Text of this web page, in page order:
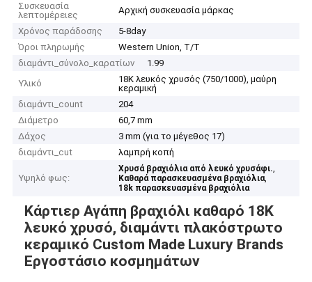
Συσκευασία
λεπτομέρειες
Αρχική συσκευασία μάρκας
Χρόνος παράδοσης
5-8day
Όροι πληρωμής
Western Union, T/T
διαμάντι_σύνολο_καρατίων
1.99
Υλικό
18K λευκός χρυσός (750/1000), μαύρη
κεραμική
διαμάντι_count
204
Διάμετρο
60,7 mm
Δάχος
3 mm (για το μέγεθος 17)
διαμάντι_cut
λαμπρή κοπή
Υψηλό φως:
Χρυσά βραχιόλια από λευκό χρυσάφι.,
Καθαρά παρασκευασμένα βραχιόλια,
18k παρασκευασμένα βραχιόλια
Κάρτιερ Αγάπη βραχιόλι καθαρό 18K
λευκό χρυσό, διαμάντι πλακόστρωτο
κεραμικό Custom Made Luxury Brands
Εργοστάσιο κοσμημάτων